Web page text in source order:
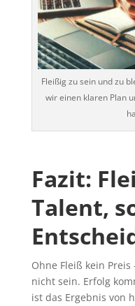
Fleißig zu sein und zu
wir einen klaren Plan
Fazit:
Talent,
Ohne Fleiß kein
nicht sein. Erfolg
ist das Ergebnis von